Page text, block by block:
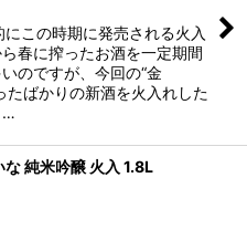
この時期に発売される火入
春に搾ったお酒を一定期間
のですが、今回の“金
たばかりの新酒を火入れした
…
純米吟醸 火入 1.8L